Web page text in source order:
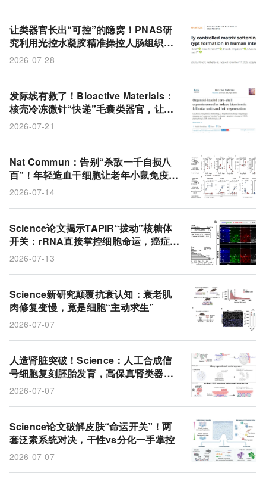
让类器官长出“可控”的隐窝！PNAS研
究利用光控水凝胶精准操控人肠组织形
态
2026-07-28
发际线有救了！Bioactive Materials：
核壳冷冻微针“快递”毛囊类器官，让秃
皮长出单双根新头发
2026-07-21
Nat Commun：告别“杀敌一千自损八
百”！年轻造血干细胞让老年小鼠免疫恢
复活力
2026-07-14
Science论文揭示TAPIR“拨动”核糖体
开关：rRNA直接掌控细胞命运，癌症与
罕见病治疗迎来新靶点
2026-07-13
Science新研究颠覆抗衰认知：衰老肌
肉修复变慢，竟是细胞“主动求生”
2026-07-07
人造肾脏突破！Science：人工合成信
号细胞复刻胚胎发育，高保真肾类器官
或将实现器官移植
2026-07-07
Science论文破解皮肤“命运开关”！两
套泛素系统对决，干性vs分化一手掌控
2026-07-07